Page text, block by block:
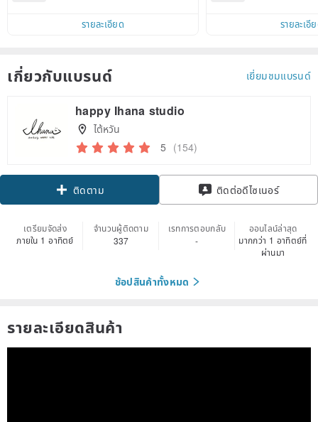
รายละเอียด
within 7 days!
รายละเอี
เกี่ยวกับแบรนด์ เยี่ยมชมแบรนด์
happy Ihana studio
ไต้หวัน
5 (154)
ติดตาม
ติดต่อดีไซเนอร์
เตรียมจัดส่ง
ภายใน 1 อาทิตย์
จำนวนผู้ติดตาม
337
เรทการตอบกลับ
-
ออนไลน์ล่าสุด
มากกว่า 1 อาทิตย์ที่
ผ่านมา
ช้อปสินค้าทั้งหมด
รายละเอียดสินค้า